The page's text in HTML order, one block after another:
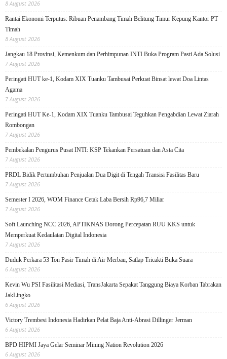
8 August 2026
Rantai Ekonomi Terputus: Ribuan Penambang Timah Belitung Timur Kepung Kantor PT
Timah
8 August 2026
Jangkau 18 Provinsi, Kemenkum dan Perhimpunan INTI Buka Program Pasti Ada Solusi
7 August 2026
Peringati HUT ke-1, Kodam XIX Tuanku Tambusai Perkuat Binsat lewat Doa Lintas
Agama
7 August 2026
Peringati HUT Ke-1, Kodam XIX Tuanku Tambusai Teguhkan Pengabdian Lewat Ziarah
Rombongan
7 August 2026
Pembekalan Pengurus Pusat INTI: KSP Tekankan Persatuan dan Asta Cita
7 August 2026
PRDL Bidik Pertumbuhan Penjualan Dua Digit di Tengah Transisi Fasilitas Baru
7 August 2026
Semester I 2026, WOM Finance Cetak Laba Bersih Rp96,7 Miliar
7 August 2026
Soft Launching NCC 2026, APTIKNAS Dorong Percepatan RUU KKS untuk
Memperkuat Kedaulatan Digital Indonesia
7 August 2026
Duduk Perkara 53 Ton Pasir Timah di Air Merbau, Satlap Tricakti Buka Suara
6 August 2026
Kevin Wu PSI Fasilitasi Mediasi, TransJakarta Sepakat Tanggung Biaya Korban Tabrakan
JakLingko
6 August 2026
Victory Trembesi Indonesia Hadirkan Pelat Baja Anti-Abrasi Dillinger Jerman
6 August 2026
BPD HIPMI Jaya Gelar Seminar Mining Nation Revolution 2026
6 August 2026